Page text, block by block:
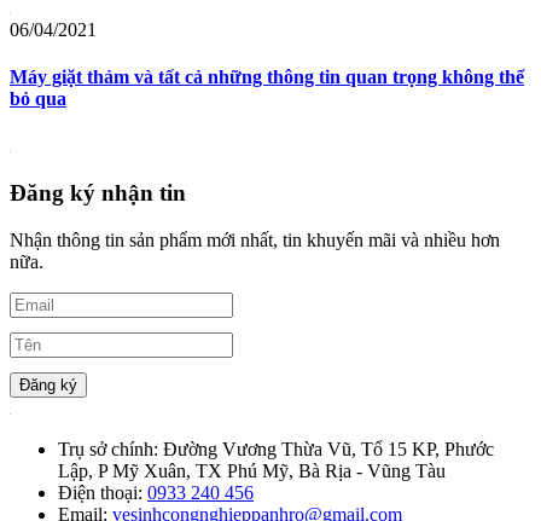
06/04/2021
Máy giặt thảm và tất cả những thông tin quan trọng không thể
bỏ qua
Đăng ký nhận tin
Nhận thông tin sản phẩm mới nhất, tin khuyến mãi và nhiều hơn
nữa.
Đăng ký
Trụ sở chính: Đường Vương Thừa Vũ, Tổ 15 KP, Phước
Lập, P Mỹ Xuân, TX Phú Mỹ, Bà Rịa - Vũng Tàu
Điện thoại: 0933 240 456
Email: vesinhcongnghieppanhro@gmail.com